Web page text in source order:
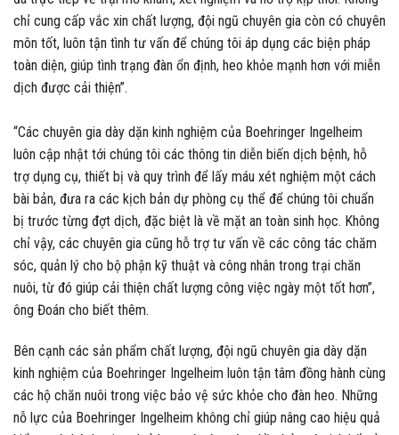
chỉ cung cấp vắc xin chất lượng, đội ngũ chuyên gia còn có chuyên
môn tốt, luôn tận tình tư vấn để chúng tôi áp dụng các biện pháp
toàn diện, giúp tình trạng đàn ổn định, heo khỏe mạnh hơn với miễn
dịch được cải thiện”.
“Các chuyên gia dày dặn kinh nghiệm của Boehringer Ingelheim
luôn cập nhật tới chúng tôi các thông tin diễn biến dịch bệnh, hỗ
trợ dụng cụ, thiết bị và quy trình để lấy máu xét nghiệm một cách
bài bản, đưa ra các kịch bản dự phòng cụ thể để chúng tôi chuẩn
bị trước từng đợt dịch, đặc biệt là về mặt an toàn sinh học. Không
chỉ vậy, các chuyên gia cũng hỗ trợ tư vấn về các công tác chăm
sóc, quản lý cho bộ phận kỹ thuật và công nhân trong trại chăn
nuôi, từ đó giúp cải thiện chất lượng công việc ngày một tốt hơn”,
ông Đoán cho biết thêm.
Bên cạnh các sản phẩm chất lượng, đội ngũ chuyên gia dày dặn
kinh nghiệm của Boehringer Ingelheim luôn tận tâm đồng hành cùng
các hộ chăn nuôi trong việc bảo vệ sức khỏe cho đàn heo. Những
nỗ lực của Boehringer Ingelheim không chỉ giúp nâng cao hiệu quả